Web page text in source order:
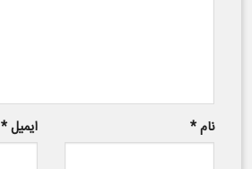
نام* ایمیل*